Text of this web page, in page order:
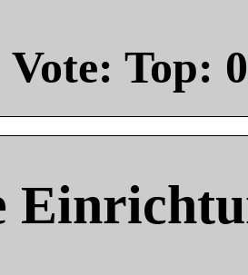
Vote: Top: 0